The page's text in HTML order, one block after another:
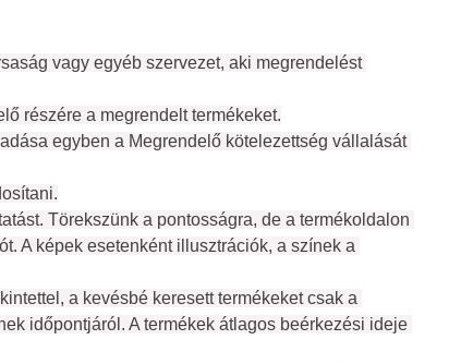
vagy egyéb szervezet, aki megrendelést
részére a megrendelt termékeket.
egyben a Megrendelő kötelezettség vállalását
Törekszünk a pontosságra, de a termékoldalon
A képek esetenként illusztrációk, a színek a
a kevésbé keresett termékeket csak a
időpontjáról. A termékek átlagos beérkezési ideje